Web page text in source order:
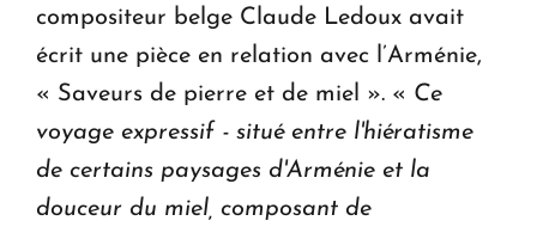
compositeur belge Claude Ledoux avait
écrit une pièce en relation avec l’Arménie,
« Saveurs de pierre et de miel ». « Ce
voyage expressif - situé entre l'hiératisme
de certains paysages d'Arménie et la
douceur du miel, composant de